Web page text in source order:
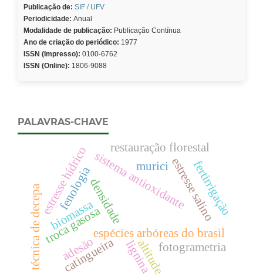
Publicação de: SIF / UFV
Periodicidade: Anual
Modalidade de publicação: Publicação Contínua
Ano de criação do periódico: 1977
ISSN (Impresso): 0100-6762
ISSN (Online): 1806-9088
PALAVRAS-CHAVE
biomassadensidade
sistema antioxidante
troca gasosaespécies arbóreas do brasil
técnica de decepa lignina
estresse salino
catingueira
estresse hídrico
altitudefotogrametria
restauração florestal
fertirrigação
fenologia murici
adesão